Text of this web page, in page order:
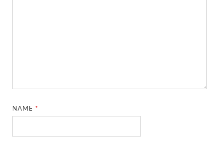
NAME*